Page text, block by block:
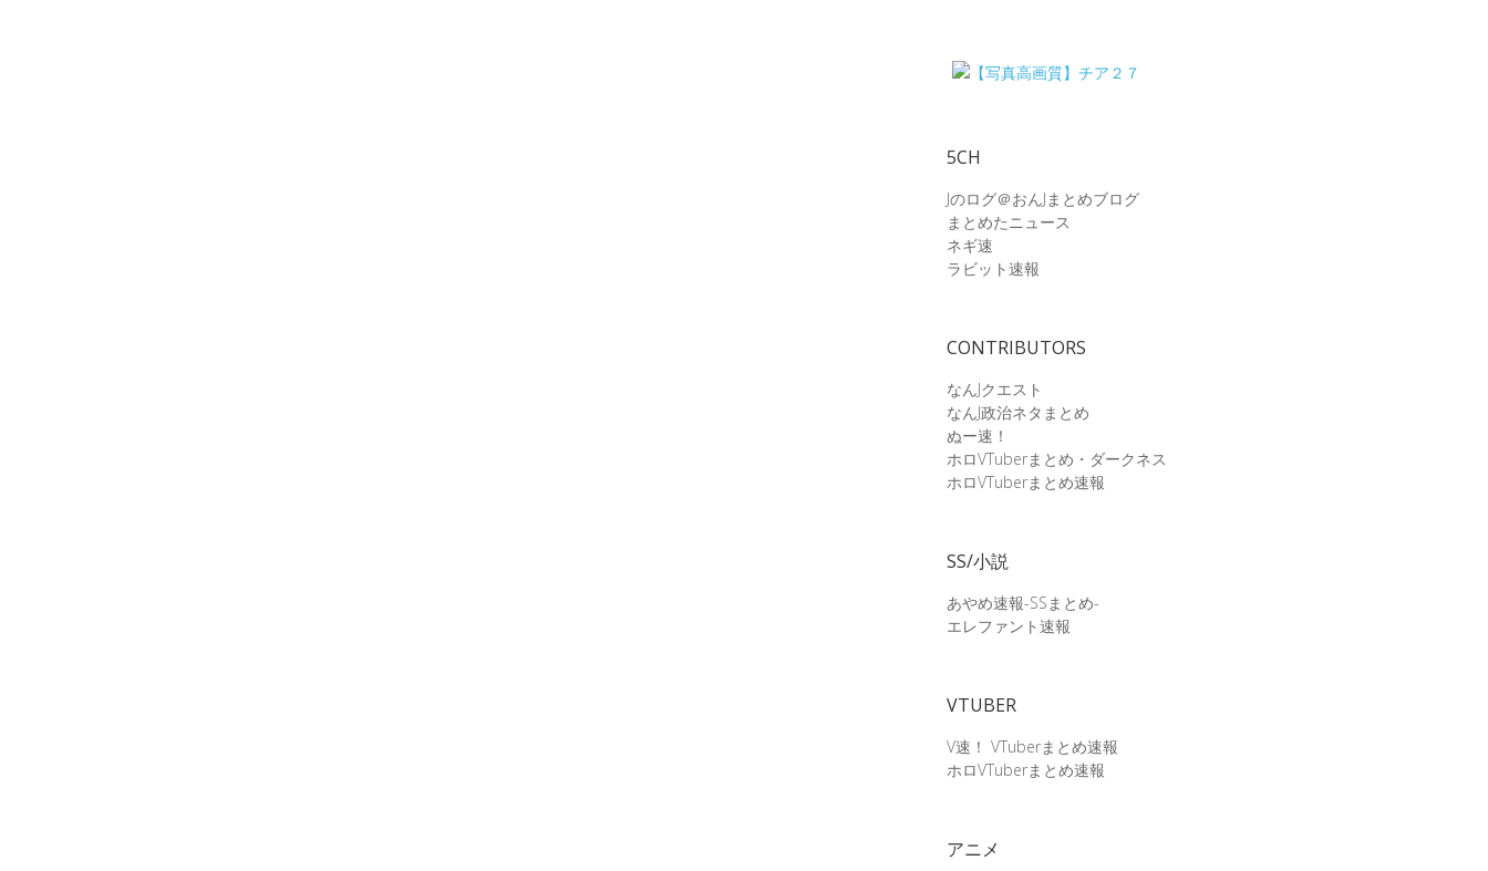
5CH
Jのログ＠おんJまとめブログ
まとめたニュース
ネギ速
ラビット速報
CONTRIBUTORS
なんJクエスト
なんJ政治ネタまとめ
ぬー速！
ホロVTuberまとめ・ダークネス
ホロVTuberまとめ速報
SS/小説
あやめ速報-SSまとめ-
エレファント速報
VTUBER
V速！ VTuberまとめ速報
ホロVTuberまとめ速報
アニメ